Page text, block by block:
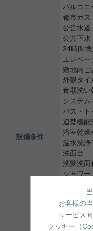
設備条件
バルコニ
都市ガス
公営水道
公共下水
24時間
エレベー
敷地内ご
外観タイ
食器洗い
システム
バス・ト
追焚機能
浴室乾燥
温水洗浄
洗面台
洗髪洗面
シャワー
ユニット
浴槽
エアコン
シューズ
お客様の
サービス
クッキー（